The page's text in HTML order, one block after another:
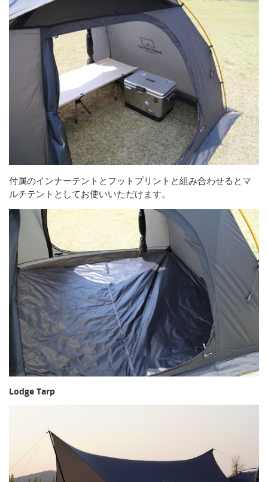
付属のインナーテントとフットプリントと組み合わせるとマ
ルチテントとしてお使いいただけます。
Lodge Tarp